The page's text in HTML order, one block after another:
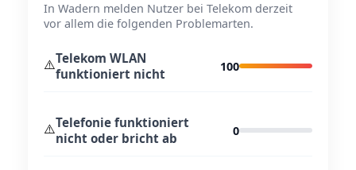
In Wadern melden Nutzer bei Telekom derzeit
vor allem die folgenden Problemarten.
⚠️Telekom WLAN
funktioniert nicht
100
⚠️Telefonie funktioniert
nicht oder bricht ab
0